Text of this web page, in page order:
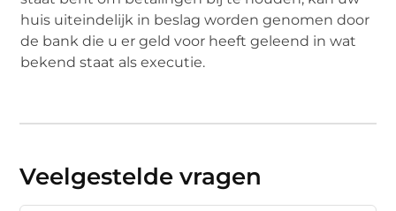
huis uiteindelijk in beslag worden genomen door
de bank die u er geld voor heeft geleend in wat
bekend staat als executie.
Veelgestelde vragen